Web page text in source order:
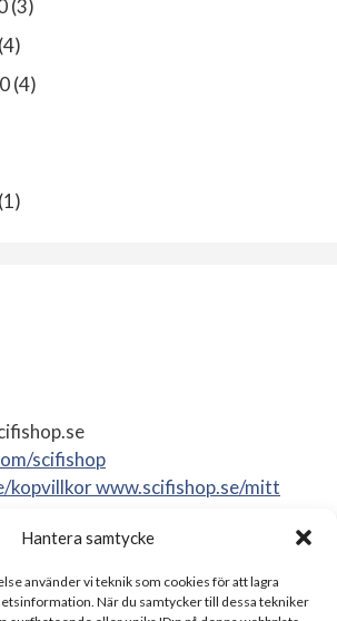
Hantera samtycke
använder vi teknik som cookies för att lagra
När du samtycker till dessa tekniker
(3)
(4)
(4)
(1)
scifishop
kopvillkorwww.scifishop.se/mitt